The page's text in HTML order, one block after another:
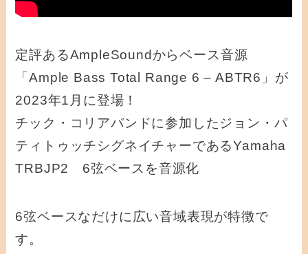
定評あるAmpleSoundからベース音源
「Ample Bass Total Range 6 – ABTR6」が
2023年1月に登場！
チック・コリアバンドに参加したジョン・パ
ティトゥッチシグネイチャーであるYamaha
TRBJP2 6弦ベースを音源化
6弦ベースなだけに広い音域表現が特徴で
す。